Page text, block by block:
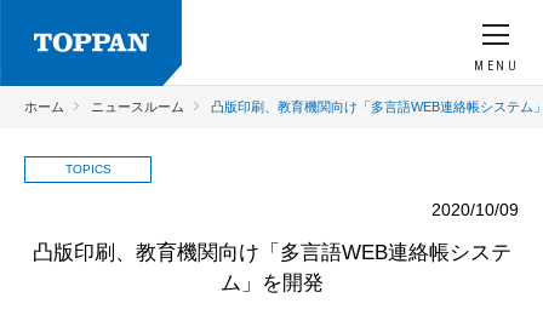
MENU
ホーム ニュースルーム 凸版印刷、教育機関向け「多言語WEB連絡帳システム
TOPICS
2020/10/09
凸版印刷、教育機関向け「多言語WEB連絡帳システ
ム」を開発